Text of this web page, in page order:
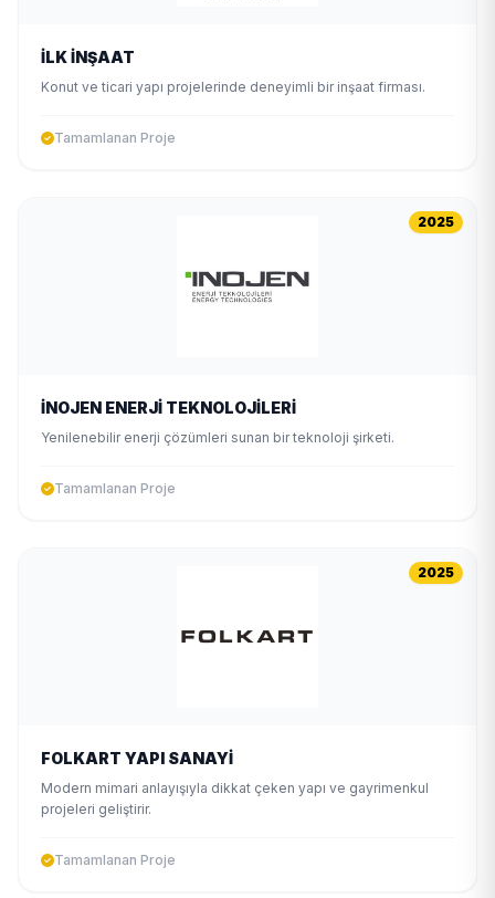
İLK İNŞAAT
Konut ve ticari yapı projelerinde deneyimli bir inşaat firması.
Tamamlanan Proje
2025
İNOJEN ENERJİ TEKNOLOJİLERİ
Yenilenebilir enerji çözümleri sunan bir teknoloji şirketi.
Tamamlanan Proje
2025
FOLKART YAPI SANAYİ
Modern mimari anlayışıyla dikkat çeken yapı ve gayrimenkul
projeleri geliştirir.
Tamamlanan Proje